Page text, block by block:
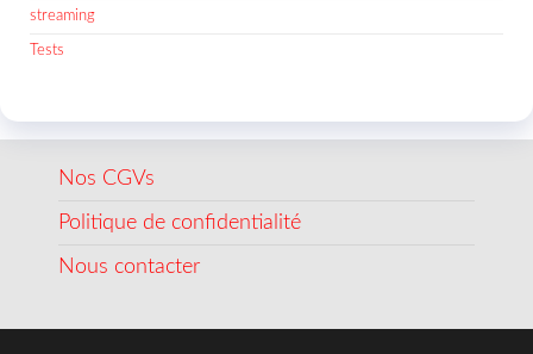
streaming
Tests
Nos CGVs
Politique de confidentialité
Nous contacter